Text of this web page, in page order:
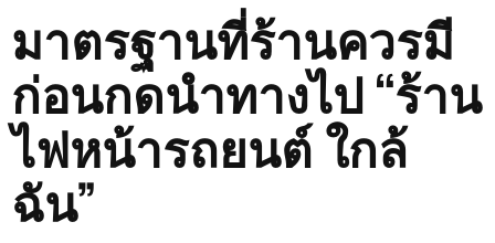
มาตรฐานที่ร้านควรมี
ก่อนกดนำทางไป “ร้าน
ไฟหน้ารถยนต์ ใกล้
ฉัน”